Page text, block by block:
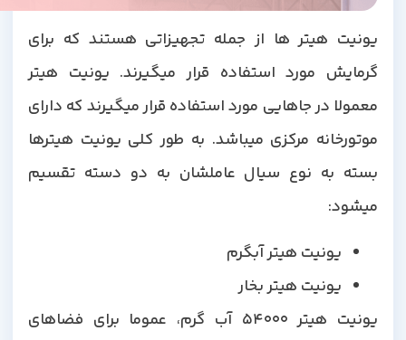
یونیت هیتر ها از جمله تجهیزاتی هستند که برای
گرمایش مورد استفاده قرار میگیرند. یونیت هیتر
معمولا در جاهایی مورد استفاده قرار میگیرند که دارای
موتورخانه مرکزی میباشد. به طور کلی یونیت هیترها
بسته به نوع سیال عاملشان به دو دسته تقسیم
میشود:
یونیت هیتر آبگرم
یونیت هیتر بخار
یونیت هیتر 54000 آب گرم، عموما برای فضاهای